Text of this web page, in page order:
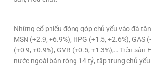
Những cổ phiếu đóng góp chủ yếu vào đà
MSN (+2.9, +6.9%), HPG (+1.5, +2.6%), GAS
(+0.9, +0.9%), GVR (+0.5, +1.3%),… Trên sàn
nước ngoài bán ròng 14 tỷ, tập trung chủ